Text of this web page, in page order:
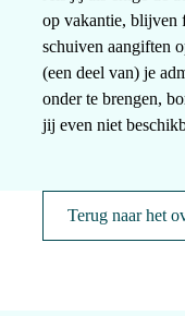
op vakantie, blijven
schuiven aangiften
(een deel van) je
onder te brengen,
jij even niet
Terug naar het